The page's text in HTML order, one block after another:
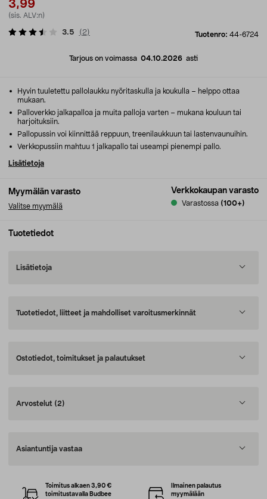
3,99
(sis. ALV:n)
Tuotenro: 44-6724
3.5 ( 2)
Tarjous on voimassa 04.10.2026 asti
Myymälän varasto
Valitse myymälä
Verkkokaupan varasto
Varastossa (100+)
Hyvin tuuletettu pallolaukku nyöritaskulla ja koukulla – helppo ottaa
mukaan.
Palloverkko jalkapalloa ja muita palloja varten – mukana kouluun tai
harjoituksiin.
Pallopussin voi kiinnittää reppuun, treenilaukkuun tai lastenvaunuihin.
Verkkopussiin mahtuu 1 jalkapallo tai useampi pienempi pallo.
Lisätietoja
Tuotetiedot
Lisätietoja
Tuotetiedot, liitteet ja mahdolliset varoitusmerkinnät
Ostotiedot, toimitukset ja palautukset
Arvostelut (2)
Asiantuntija vastaa
Toimitus alkaen 3,90 €
toimitustavalla Budbee
Ilmainen palautus
myymälään